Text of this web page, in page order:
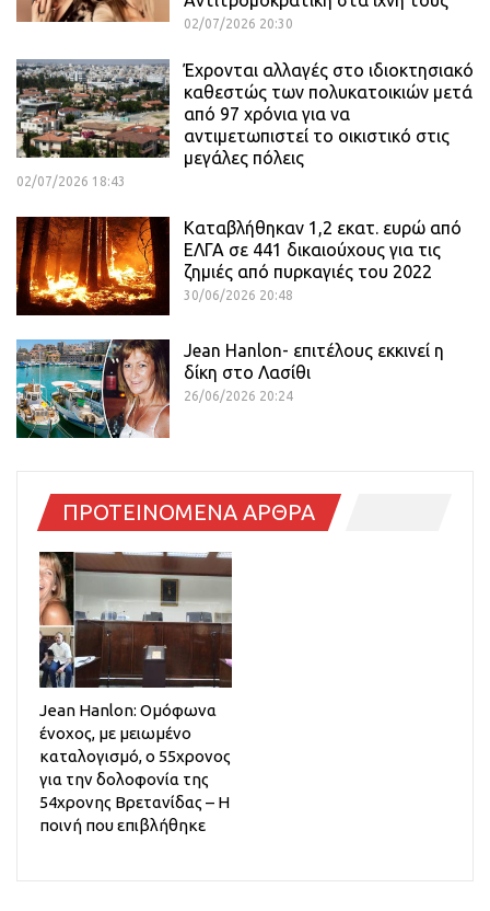
02/07/2026 20:30
Έχρονται αλλαγές στο ιδιοκτησιακό
καθεστώς των πολυκατοικιών μετά
από 97 χρόνια για να
αντιμετωπιστεί το οικιστικό στις
μεγάλες πόλεις
02/07/2026 18:43
Καταβλήθηκαν 1,2 εκατ. ευρώ από
ΕΛΓΑ σε 441 δικαιούχους για τις
ζημιές από πυρκαγιές του 2022
30/06/2026 20:48
Jean Hanlon- επιτέλους εκκινεί η
δίκη στο Λασίθι
26/06/2026 20:24
ΠΡΟΤΕΙΝΟΜΕΝΑ ΑΡΘΡΑ
Jean Hanlon: Ομόφωνα
ένοχος, με μειωμένο
καταλογισμό, ο 55χρονος
για την δολοφονία της
54χρονης Βρετανίδας – Η
ποινή που επιβλήθηκε